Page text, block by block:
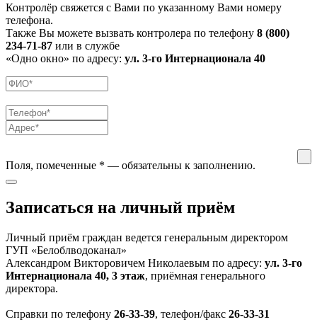
Контролёр свяжется с Вами по указанному Вами номеру
телефона.
Также Вы можете вызвать контролера по телефону 8 (800)
234-71-87 или в службе
«Одно окно» по адресу: ул. 3-го Интернационала 40
Поля, помеченные * — обязательны к заполнению.
Записаться на личный приём
Личный приём граждан ведется генеральным директором
ГУП «Белоблводоканал»
Александром Викторовичем Николаевым по адресу: ул. 3-го
Интернационала 40, 3 этаж, приёмная генерального
директора.
Справки по телефону 26-33-39, телефон/факс 26-33-31